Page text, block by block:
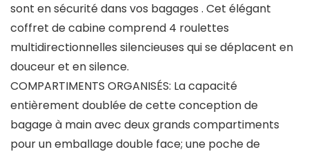
sont en sécurité dans vos bagages . Cet élégant
coffret de cabine comprend 4 roulettes
multidirectionnelles silencieuses qui se déplacent en
douceur et en silence.
COMPARTIMENTS ORGANISÉS: La capacité
entièrement doublée de cette conception de
bagage à main avec deux grands compartiments
pour un emballage double face; une poche de